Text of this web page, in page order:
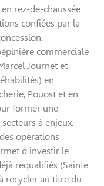
rez-de-chaussée
confiées par la
commerciale
Journet et
en
Pouost et en
former une
à enjeux.
opérations
d’investir le
requalifiés (Sainte
recycler au titre du